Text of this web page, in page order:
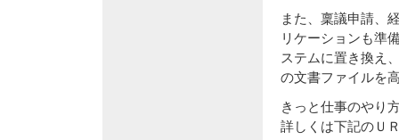
また、稟議申請、
リケーションも準
ステムに置き換え
の文書ファイルを
きっと仕事のやり
詳しくは下記のＵ